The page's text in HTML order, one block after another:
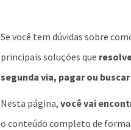
Se você tem dúvidas sobre
principais soluções que
segunda via, pagar ou
Nesta página, você vai
o conteúdo completo de